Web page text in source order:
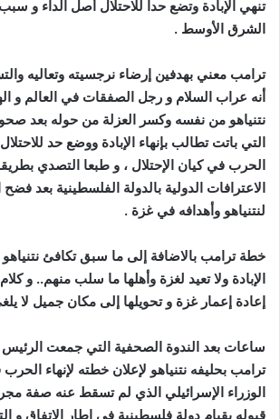
تنهي الإبادة وتضع حدا للاحتلال أصل الداء و
الشرق الأوسط .
ترامب معني بهدفين إرضاء نرجسيته وتعاليه
أنه عراب السلام و رجل الصفقات في العالم و
نتنياهو من نفسه وكسر العزلة من حوله بعد
التي باتت تطالب بإنهاء الإبادة ووضع حد
الحرب في كيان الإحتلال ، و طبعا التصدي
الاعترافات الدولية بالدولة الفلسطينية بعد
لنتنياهو وأهدافه في غزة .
خطة ترامب بالاضافة إلى ما سبق تكافئ
الإبادة ولا تعيد لغزة وأهلها ما سلب منهم.. و
إعادة إعمار غزة و تحويلها إلى مكان جميل لا
ساعات بعد الندوة الصحفية التي جمعت الرئيس
ترامب بحليفه نتنياهو لإعلان خطته لإنهاء
الوزراء الإسرائيلي الذي لم تسقط عنه صفة
قبوله بقيام دولة فلسطينية في إطار الاتفاق و